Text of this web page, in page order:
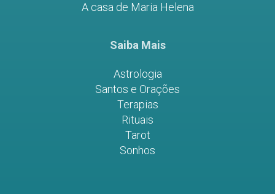
A casa de Maria Helena
Saiba Mais
Astrologia
Santos e Orações
Terapias
Rituais
Tarot
Sonhos